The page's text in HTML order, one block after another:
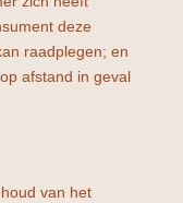
deze
raadplegen; en
afstand in geval
van het